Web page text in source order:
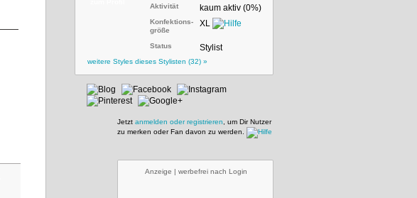
Aktivität kaum aktiv (0%)
Konfektions-
größe
XL
Status Stylist
weitere Styles dieses Stylisten (32) »
Jetzt anmelden oder registrieren , um Dir Nutzer
zu merken oder Fan davon zu werden.
Anzeige | werbefrei nach Login